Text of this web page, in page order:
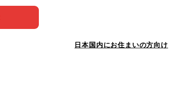
日本国内にお住まいの方向け